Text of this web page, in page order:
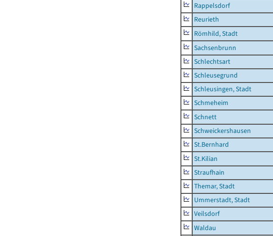
Rappelsdorf
Reurieth
Römhild, Stadt
Sachsenbrunn
Schlechtsart
Schleusegrund
Schleusingen, Stadt
Schmeheim
Schnett
Schweickershausen
St.Bernhard
St.Kilian
Straufhain
Themar, Stadt
Ummerstadt, Stadt
Veilsdorf
Waldau